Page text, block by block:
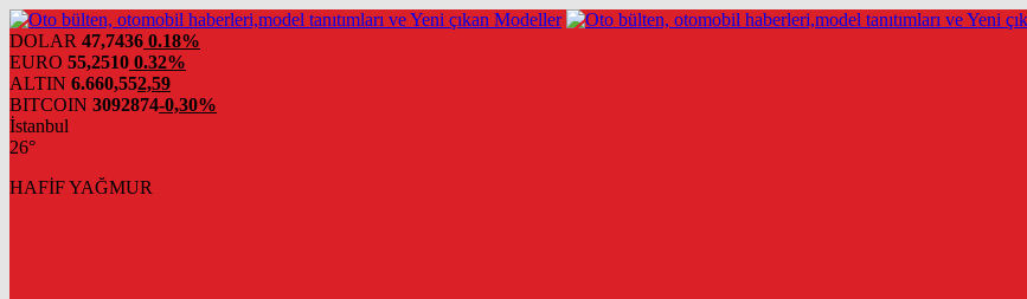
DOLAR 47,7436 0.18%
EURO 55,2510 0.32%
ALTIN 6.660,552,59
BITCOIN 3092874-0,30%
İstanbul
26°
HAFİF YAĞMUR